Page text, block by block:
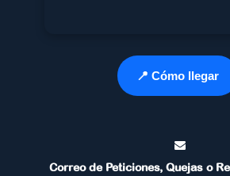
📍 Cómo llegar
Correo de Peticiones, Quejas o